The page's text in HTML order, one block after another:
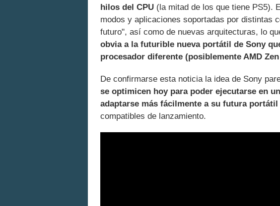
hilos del CPU (la mitad de los que tiene PS5).
modos y aplicaciones soportadas por distintas
futuro", así como de nuevas arquitecturas, lo
obvia a la futurible nueva portátil de Sony
procesador diferente (posiblemente AMD Zen
De confirmarse esta noticia la idea de Sony
se optimicen hoy para poder ejecutarse en
adaptarse más fácilmente a su futura portátil
compatibles de lanzamiento.